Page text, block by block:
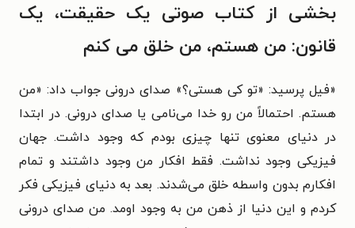
بخشی از کتاب صوتی یک حقیقت، یک
قانون: من هستم، من خلق می کنم
«فیل پرسید: «تو کی هستی؟» صدای درونی جواب داد: «من
هستم. احتمالاً من رو خدا می‌نامی یا صدای درونی. در ابتدا
در دنیای معنوی تنها چیزی بودم که وجود داشت. جهان
فیزیکی وجود نداشت. فقط افکار من وجود داشتند و تمام
افکارم بدون واسطه خلق می‌شدند. بعد به دنیای فیزیکی فکر
کردم و این دنیا از ذهن من به وجود اومد. من صدای درونی